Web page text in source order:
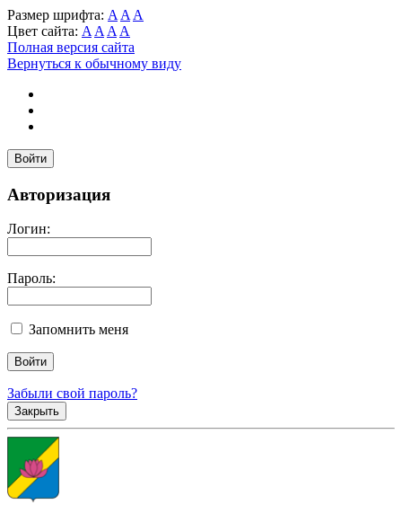
Размер шрифта: A A A
Цвет сайта: A A A A
Полная версия сайта
Вернуться к обычному виду
Войти
Авторизация
Логин:
Пароль:
Запомнить меня
Забыли свой пароль?
Закрыть